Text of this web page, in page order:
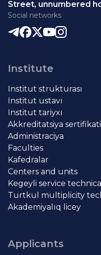
Street, unnumbered
Social networks
Institute
Institut strukturası
Institut ustavı
Institut tariyxı
Akkreditatsiya sertifikati
Administraciya
Faculties
Kafedralar
Centers and units
Kegeyli service
Turtkul multiplicity
Akademiyalıq licey
Applicants